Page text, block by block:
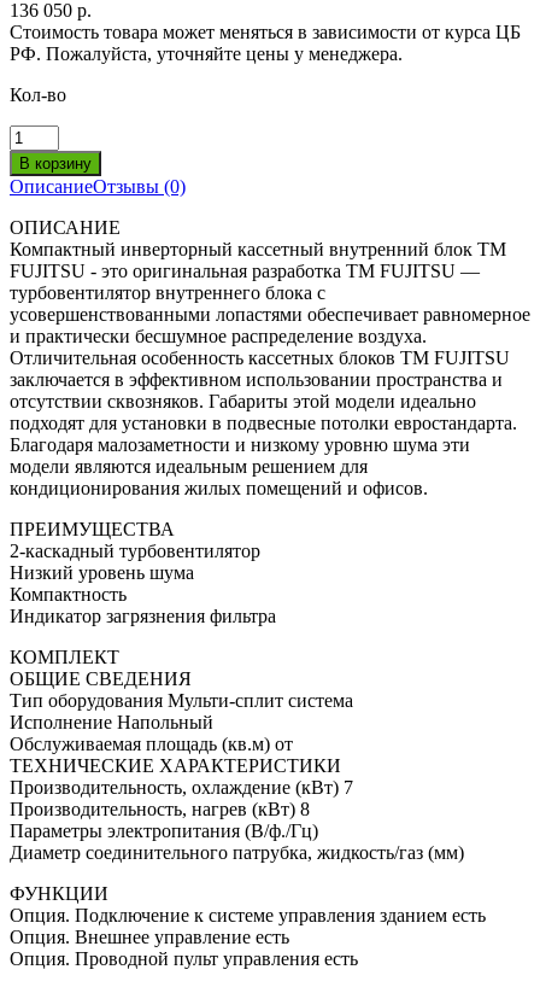
136 050 р.
Стоимость товара может меняться в зависимости от курса ЦБ
РФ. Пожалуйста, уточняйте цены у менеджера.
Кол-во
ОписаниеОтзывы (0)
ОПИСАНИЕ
Компактный инверторный кассетный внутренний блок ТМ
FUJITSU - это оригинальная разработка ТМ FUJITSU —
турбовентилятор внутреннего блока с
усовершенствованными лопастями обеспечивает равномерное
и практически бесшумное распределение воздуха.
Отличительная особенность кассетных блоков ТМ FUJITSU
заключается в эффективном использовании пространства и
отсутствии сквозняков. Габариты этой модели идеально
подходят для установки в подвесные потолки евростандарта.
Благодаря малозаметности и низкому уровню шума эти
модели являются идеальным решением для
кондиционирования жилых помещений и офисов.
ПРЕИМУЩЕСТВА
2-каскадный турбовентилятор
Низкий уровень шума
Компактность
Индикатор загрязнения фильтра
КОМПЛЕКТ
ОБЩИЕ СВЕДЕНИЯ
Тип оборудования Мульти-сплит система
Исполнение Напольный
Обслуживаемая площадь (кв.м) от
ТЕХНИЧЕСКИЕ ХАРАКТЕРИСТИКИ
Производительность, охлаждение (кВт) 7
Производительность, нагрев (кВт) 8
Параметры электропитания (В/ф./Гц)
Диаметр соединительного патрубка, жидкость/газ (мм)
ФУНКЦИИ
Опция. Подключение к системе управления зданием есть
Опция. Внешнее управление есть
Опция. Проводной пульт управления есть